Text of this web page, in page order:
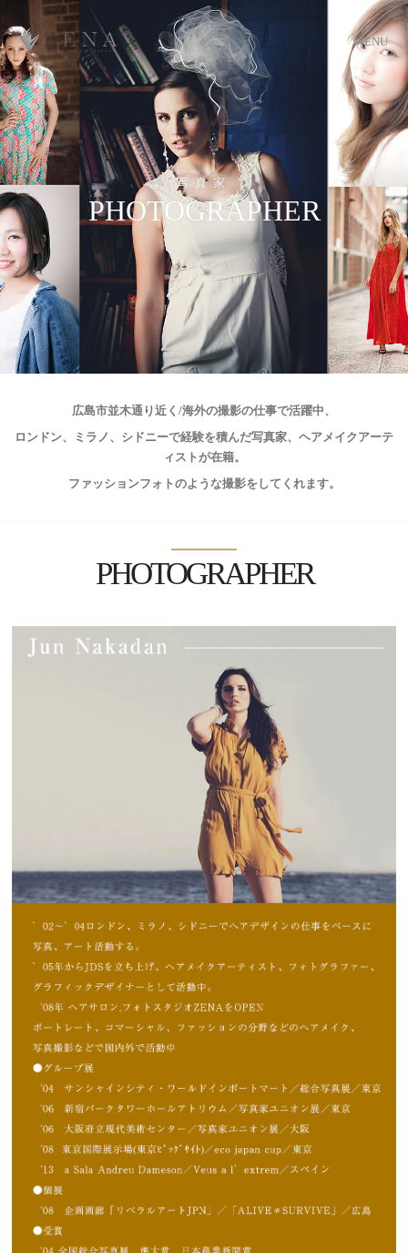
MENU
写真家
PHOTOGRAPHER
広島市並木通り近く/海外の撮影の仕事で活躍中、
ロンドン、ミラノ、シドニーで経験を積んだ写真家、ヘアメイクアーテ
ィストが在籍。
ファッションフォトのような撮影をしてくれます。
PHOTOGRAPHER